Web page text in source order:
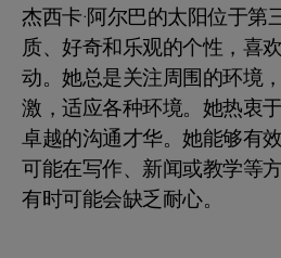
杰西卡·阿尔巴的太阳位于第
质、好奇和乐观的个性，喜
动。她总是关注周围的环境
激，适应各种环境。她热衷
卓越的沟通才华。她能够有
可能在写作、新闻或教学等
有时可能会缺乏耐心。